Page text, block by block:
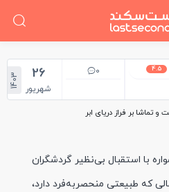
4.5
0
26
شهریور 1403
و تماشا بر فراز دریای ابر
با استقبال بی‌نظیر گردشگران
که طبیعتی منحصربه‌فرد دارد،